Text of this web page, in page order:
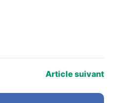
Article suivant